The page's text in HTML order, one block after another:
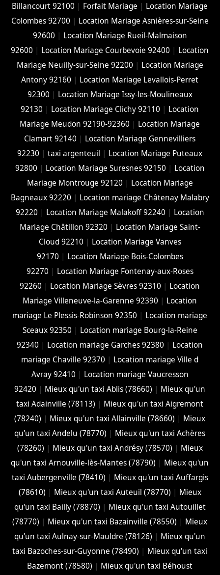
Billancourt 92100 | Forfait Mariage | Location Mariage
Colombes 92700 | Location Mariage Asnières-sur-Seine
92600 | Location Mariage Rueil-Malmaison
92600 | Location Mariage Courbevoie 92400 | Location
Mariage Neuilly-sur-Seine 92200 | Location Mariage
Antony 92160 | Location Mariage Levallois-Perret
92300 | Location Mariage Issy-les-Moulineaux
92130 | Location Mariage Clichy 92110 | Location
Mariage Meudon 92190-92360 | Location Mariage
Clamart 92140 | Location Mariage Gennevilliers
92230 |taxi argenteuil | Location Mariage Puteaux
92800 | Location Mariage Suresnes 92150 | Location
Mariage Montrouge 92120 | Location Mariage
Bagneaux 92220 | Location mariage Châtenay Malabry
92220 | Location Mariage Malakoff 92240 | Location
Mariage Châtillon 92320 | Location Mariage Saint-
Cloud 92210 | Location Mariage Vanves
92170 | Location Mariage Bois-Colombes
92270 | Location Mariage Fontenay-aux-Roses
92260 | Location Mariage Sèvres 92310 | Location
Mariage Villeneuve-la-Garenne 92390 | Location
mariage Le Plessis-Robinson 92350 | Location mariage
Sceaux 92350 | Location mariage Bourg-la-Reine
92340 | Location mariage Garches 92380 | Location
mariage Chaville 92370 | Location mariage Ville d
Avray 92410 | Location mariage Vaucresson
92420 | Mieux qu'un taxi Ablis (78660) | Mieux qu'un
taxi Adainville (78113) | Mieux qu'un taxi Aigremont
(78240) | Mieux qu'un taxi Allainville (78660) | Mieux
qu'un taxi Andelu (78770) | Mieux qu'un taxi Achères
(78260) | Mieux qu'un taxi Andrésy (78570) | Mieux
qu'un taxi Arnouville-lès-Mantes (78790) | Mieux qu'un
taxi Aubergenville (78410) | Mieux qu'un taxi Auffargis
(78610) | Mieux qu'un taxi Auteuil (78770) | Mieux
qu'un taxi Bailly (78870) | Mieux qu'un taxi Autouillet
(78770) | Mieux qu'un taxi Bazainville (78550) | Mieux
qu'un taxi Aulnay-sur-Mauldre (78126) | Mieux qu'un
taxi Bazoches-sur-Guyonne (78490) | Mieux qu'un taxi
Bazemont (78580) | Mieux qu'un taxi Béhoust